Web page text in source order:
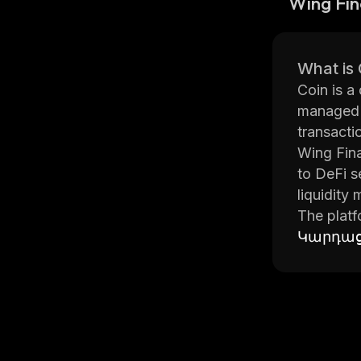
What is
Coin is a
Wing
to DeFi
liquidity
The